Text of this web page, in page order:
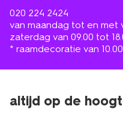
020 224 2424
van maandag tot en met
zaterdag van 09.00 tot
* raamdecoratie van
altijd op de